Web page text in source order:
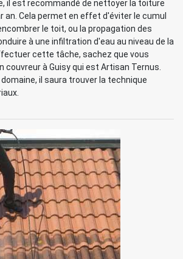
il est recommandé de nettoyer la toiture
an. Cela permet en effet d'éviter le cumul
le toit, ou la propagation des
à une infiltration d'eau au niveau de la
cette tâche, sachez que vous
couvreur à Guisy qui est Artisan Ternus.
il saura trouver la technique